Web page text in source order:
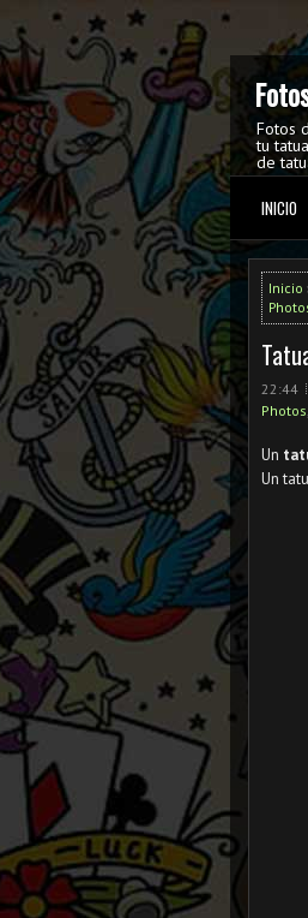
Fotos
tu
de
INICIO
Inicio
22:44
Photos,
Un
Un